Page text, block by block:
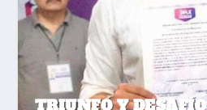
TRIUNFO Y